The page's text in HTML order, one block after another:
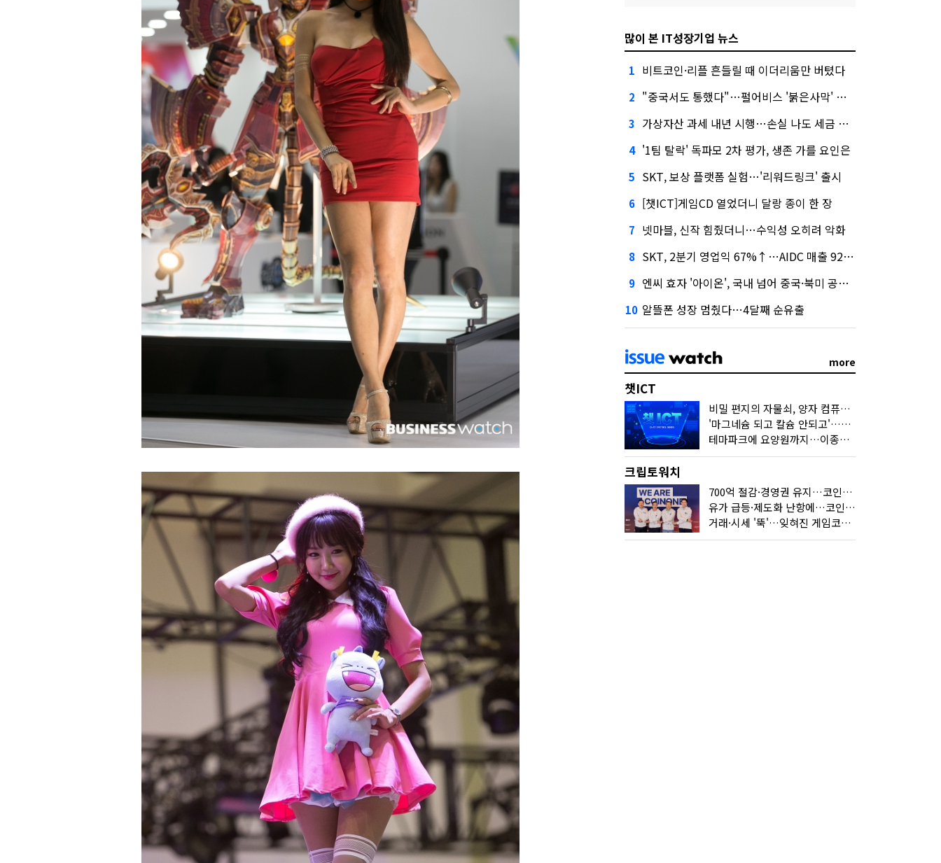
많이 본 IT성장기업 뉴스
1 비트코인·리플 흔들릴 때 이더리움만 버텼다
2 "중국서도 통했다"…펄어비스 '붉은사막' 최고 게임상
3 가상자산 과세 내년 시행…손실 나도 세금 낸다고?
4 '1팀 탈락' 독파모 2차 평가, 생존 가를 요인은
5 SKT, 보상 플랫폼 실험…'리워드링크' 출시
6 [챗ICT]게임CD 열었더니 달랑 종이 한 장
7 넷마블, 신작 힘줬더니…수익성 오히려 악화
8 SKT, 2분기 영업익 67%↑…AIDC 매출 92% 급증
9 엔씨 효자 '아이온', 국내 넘어 중국·북미 공략 나선다
10 알뜰폰 성장 멈췄다…4달째 순유출
more
챗ICT
비밀 편지의 자물쇠, 양자 컴퓨터가 연다
'마그네슘 되고 칼슘 안되고'…다음 'AI 요약' 갈 길은
테마파크에 요양원까지…이종사업 눈독 들이는 게임사
크립토워치
700억 절감·경영권 유지…코인원의 '영리한 딜'
유가 급등·제도화 난항에…코인 또 '멈칫'
거래·시세 '뚝'…잊혀진 게임코인들